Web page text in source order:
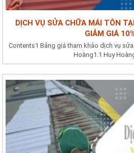
DỊCH VỤ SỬA CHỮA MÁI TÔN
GIẢM GIÁ 10%
Contents1 Bảng giá tham khảo dịch vụ
Hoàng1.1 Huy